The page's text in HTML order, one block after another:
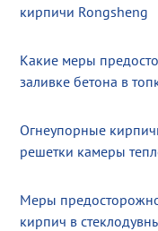
кирпичи Rongsheng
Какие меры
заливке бетона в
Огнеупорные
решетки камеры
Меры
кирпич в